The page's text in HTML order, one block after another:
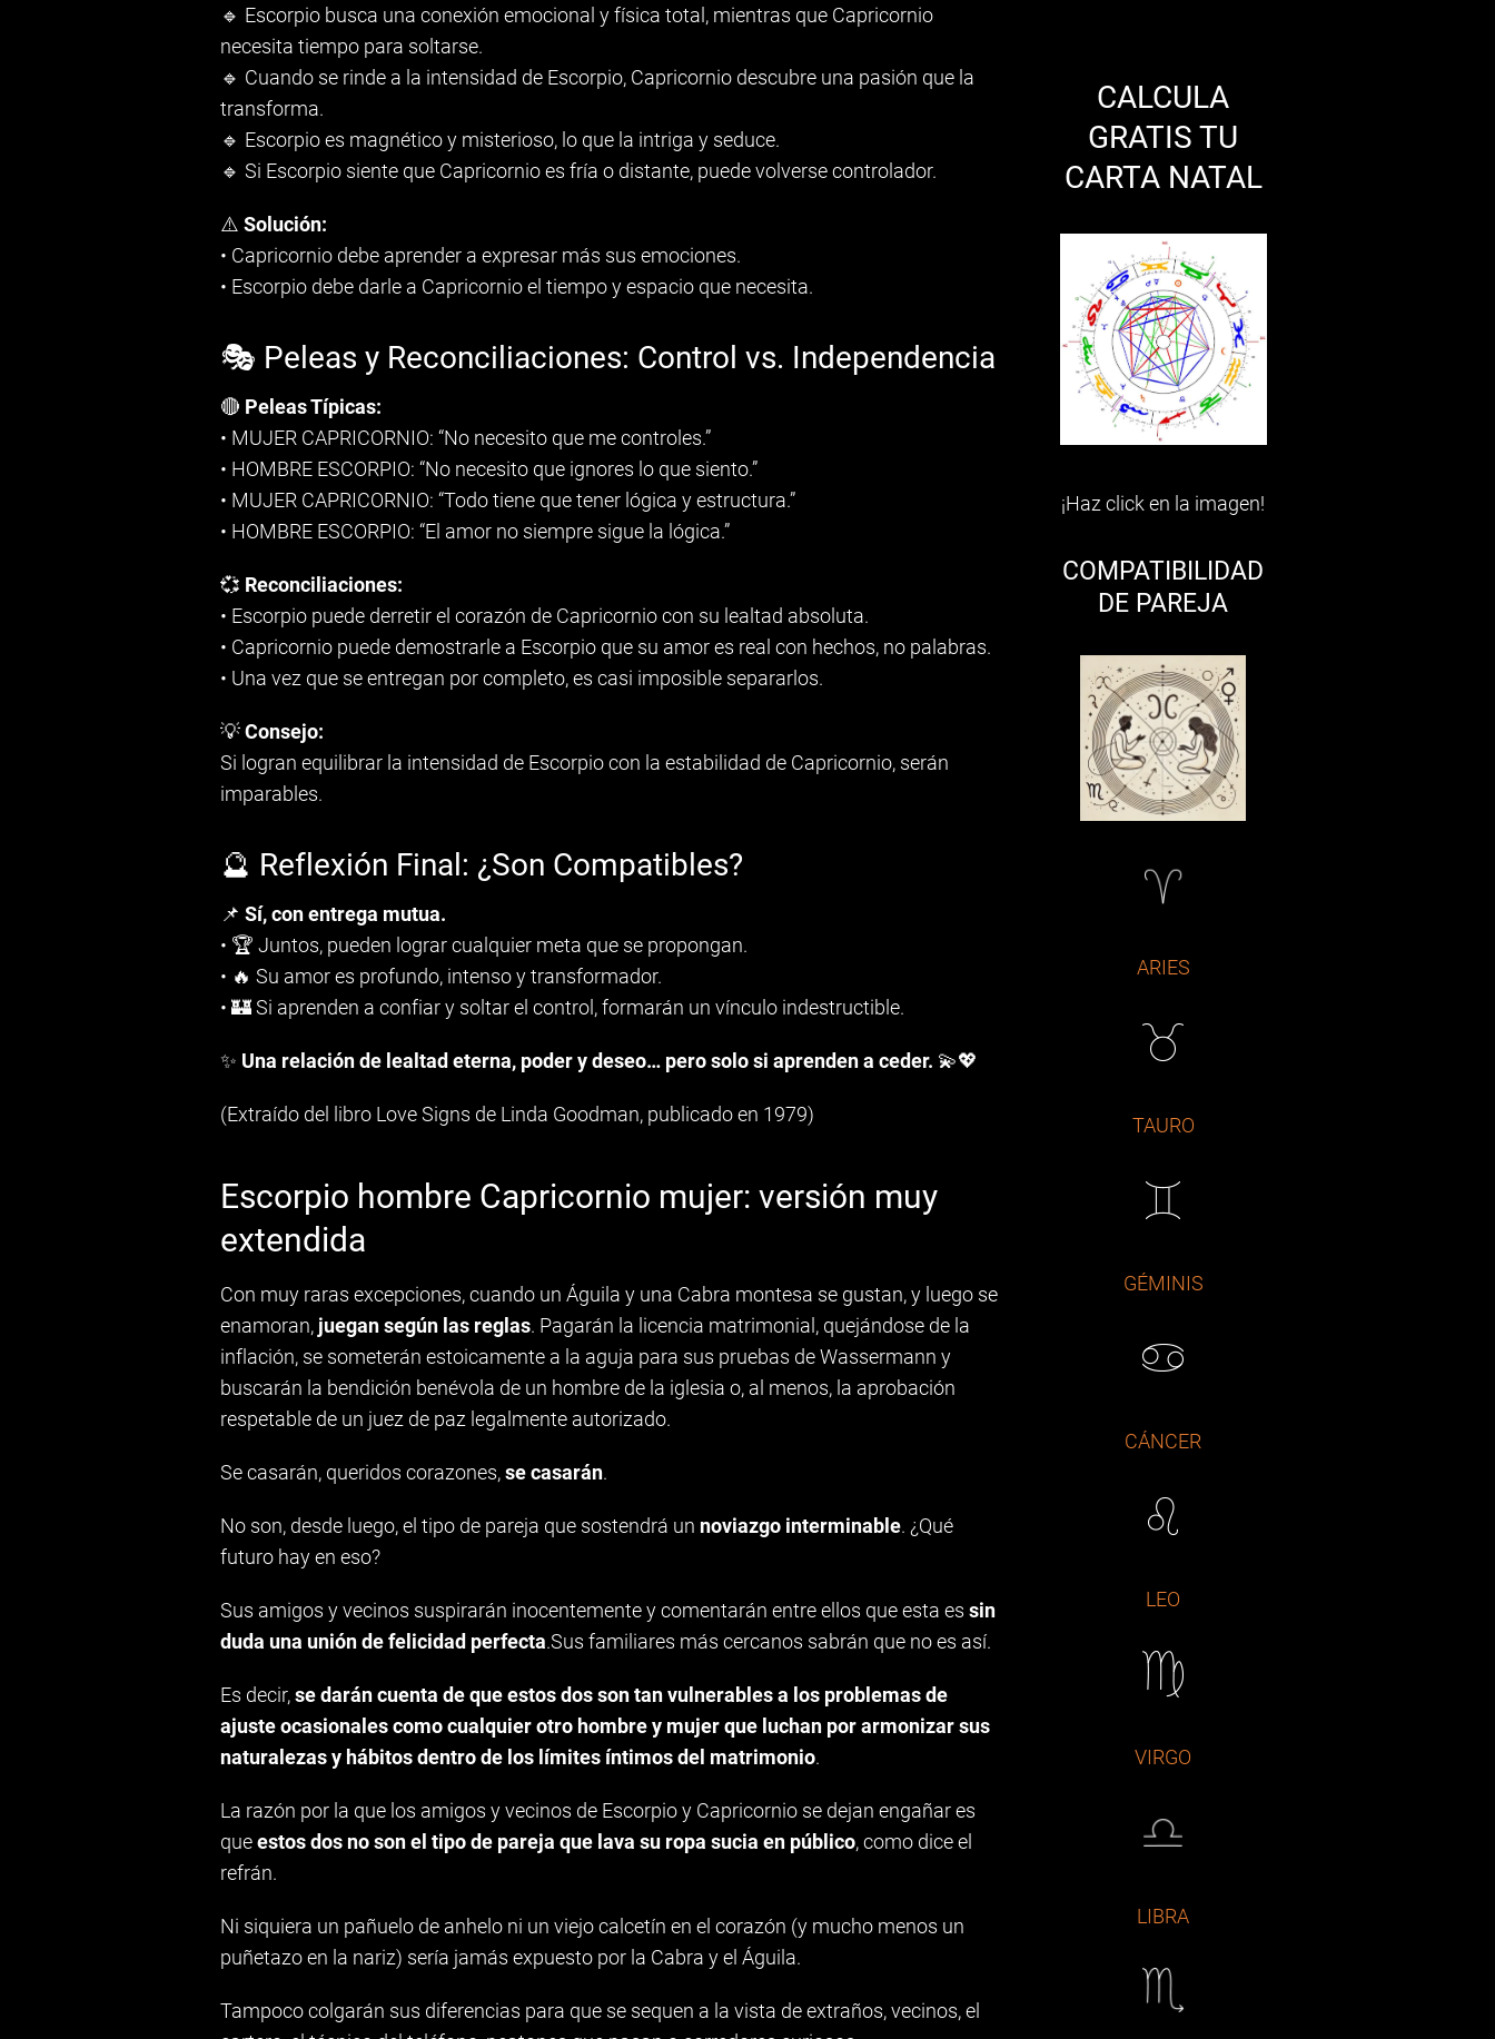
🔹 Escorpio busca una conexión emocional y física total, mientras que Capricornio
necesita tiempo para soltarse.
🔹 Cuando se rinde a la intensidad de Escorpio, Capricornio descubre una pasión que la
transforma.
🔹 Escorpio es magnético y misterioso, lo que la intriga y seduce.
🔹 Si Escorpio siente que Capricornio es fría o distante, puede volverse controlador.
⚠️ Solución:
• Capricornio debe aprender a expresar más sus emociones.
• Escorpio debe darle a Capricornio el tiempo y espacio que necesita.
🎭 Peleas y Reconciliaciones: Control vs. Independencia
🔴 Peleas Típicas:
• MUJER CAPRICORNIO: “No necesito que me controles.”
• HOMBRE ESCORPIO: “No necesito que ignores lo que siento.”
• MUJER CAPRICORNIO: “Todo tiene que tener lógica y estructura.”
• HOMBRE ESCORPIO: “El amor no siempre sigue la lógica.”
💞 Reconciliaciones:
• Escorpio puede derretir el corazón de Capricornio con su lealtad absoluta.
• Capricornio puede demostrarle a Escorpio que su amor es real con hechos, no palabras.
• Una vez que se entregan por completo, es casi imposible separarlos.
💡Consejo:
Si logran equilibrar la intensidad de Escorpio con la estabilidad de Capricornio, serán
imparables.
🔮 Reflexión Final: ¿Son Compatibles?
📌 Sí, con entrega mutua.
• 🏆 Juntos, pueden lograr cualquier meta que se propongan.
• 🔥 Su amor es profundo, intenso y transformador.
• 🏰 Si aprenden a confiar y soltar el control, formarán un vínculo indestructible.
✨ Una relación de lealtad eterna, poder y deseo… pero solo si aprenden a ceder. 💫💖
(Extraído del libro Love Signs de Linda Goodman, publicado en 1979)
Escorpio hombre Capricornio mujer: versión muy
extendida
Con muy raras excepciones, cuando un Águila y una Cabra montesa se gustan, y luego se
enamoran, juegan según las reglas. Pagarán la licencia matrimonial, quejándose de la
inflación, se someterán estoicamente a la aguja para sus pruebas de Wassermann y
buscarán la bendición benévola de un hombre de la iglesia o, al menos, la aprobación
respetable de un juez de paz legalmente autorizado.
Se casarán, queridos corazones,se casarán.
No son, desde luego, el tipo de pareja que sostendrá un noviazgo interminable. ¿Qué
futuro hay en eso?
Sus amigos y vecinos suspirarán inocentemente y comentarán entre ellos que esta es sin
duda una unión de felicidad perfecta.Sus familiares más cercanos sabrán que no es así.
Es decir,se darán cuenta de que estos dos son tan vulnerables a los problemas de
ajuste ocasionales como cualquier otro hombre y mujer que luchan por armonizar sus
naturalezas y hábitos dentro de los límites íntimos del matrimonio.
La razón por la que los amigos y vecinos de Escorpio y Capricornio se dejan engañar es
queestos dos no son el tipo de pareja que lava su ropa sucia en público, como dice el
refrán.
Ni siquiera un pañuelo de anhelo ni un viejo calcetín en el corazón (y mucho menos un
puñetazo en la nariz) sería jamás expuesto por la Cabra y el Águila.
Tampoco colgarán sus diferencias para que se sequen a la vista de extraños, vecinos, el
CALCULA
GRATIS TU
CARTA NATAL
¡Haz click en la imagen!
COMPATIBILIDAD
DE PAREJA
ARIES
TAURO
GÉMINIS
CÁNCER
LEO
VIRGO
LIBRA